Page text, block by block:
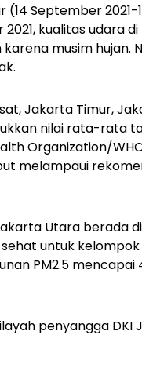
September
kualitas udara
musim hujan.
Jakarta Timur,
nilai rata-rata
Organization/
melampaui
Utara berada
untuk kelompok
PM2.5
penyangga DKI